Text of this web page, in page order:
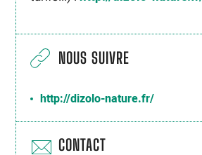
NOUS SUIVRE
http://dizolo-nature.fr/
CONTACT